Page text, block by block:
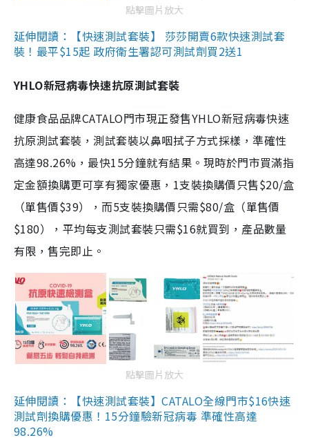
點擊圖片放大
延伸閱讀：【快速測試套裝】 莎莎開賣6款快速測試套
裝！最平$15起 政府衛生署認可測試劑買2送1
YHLO新冠病毒快速抗原測試套裝
健康食品品牌CATALO門市現正發售YHLO新冠病毒快速
抗原測試套裝，測試套裝以鼻咽拭子方式採樣，準確性
高達98.26%，最快15分鐘就有結果。現時於門市買滿指
定金額換購更可享有獨家優惠，1支裝換購價只售$20/盒
（單售價$39），而5支裝換購價只需$80/盒（單售價
$180），平均每支測試套裝只需$16就買到，產品數量
有限，售完即止。
點擊圖片放大
延伸閱讀：【快速測試套裝】CATALO全線門市$16快速
測試劑換購優惠！15分鐘驗新冠病毒 準確性高達
98.26%